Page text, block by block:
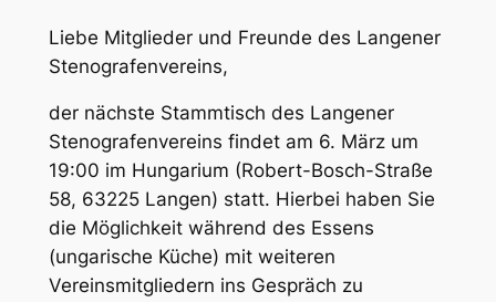
Liebe Mitglieder und Freunde des Langener
Stenografenvereins,
der nächste Stammtisch des Langener
Stenografenvereins findet am 6. März um
19:00 im Hungarium (Robert-Bosch-Straße
58, 63225 Langen) statt. Hierbei haben Sie
die Möglichkeit während des Essens
(ungarische Küche) mit weiteren
Vereinsmitgliedern ins Gespräch zu